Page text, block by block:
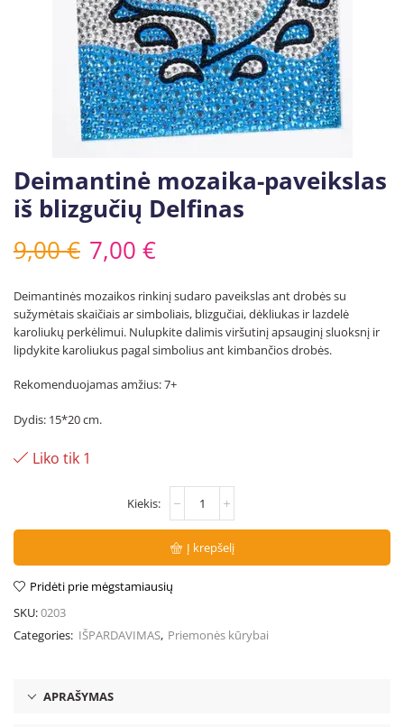
Deimantinė mozaika-paveikslas
iš blizgučių Delfinas
9,00€ 7,00 €
Deimantinės mozaikos rinkinį sudaro paveikslas ant drobės su
sužymėtais skaičiais ar simboliais, blizgučiai, dėkliukas ir lazdelė
karoliukų perkėlimui. Nulupkite dalimis viršutinį apsauginį sluoksnį ir
lipdykite karoliukus pagal simbolius ant kimbančios drobės.
Rekomenduojamas amžius: 7+
Dydis: 15*20 cm.
Liko tik 1
Į krepšelį
Pridėti prie mėgstamiausių
SKU:0203
Categories: IŠPARDAVIMAS, Priemonės kūrybai
APRAŠYMAS